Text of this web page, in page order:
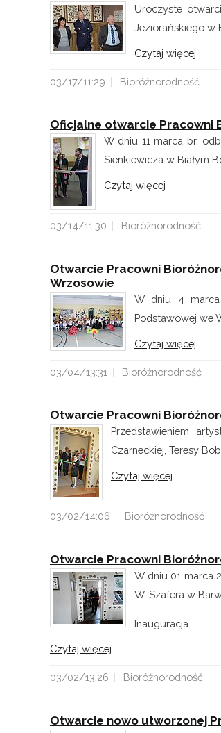
Uroczyste
Jeziorańskiego w
Czytaj więcej
03/17/11:29 Bioróżnorodność
Oficjalne otwarcie Pracowni
W dniu 11 marca br.
Sienkiewicza w Białym
Czytaj więcej
03/14/11:30 Bioróżnorodność
Otwarcie Pracowni
Wrzosowie
W dniu 4 marca
Podstawowej we
Czytaj więcej
03/04/13:31 Bioróżnorodność
Otwarcie Pracowni
Przedstawieniem
Czarneckiej, Teresy
Czytaj więcej
03/02/14:06 Bioróżnorodność
Otwarcie Pracowni
W dniu 01 marca
W. Szafera w
Inauguracja...
Czytaj więcej
03/02/13:26 Bioróżnorodność
Otwarcie nowo utworzonej